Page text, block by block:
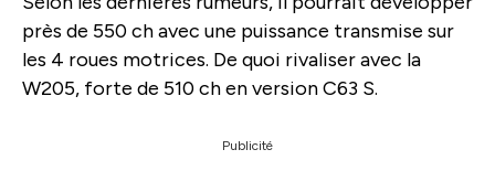
près de 550 ch avec une puissance transmise sur
les 4 roues motrices. De quoi rivaliser avec la
W205, forte de 510 ch en version C63 S.
Publicité